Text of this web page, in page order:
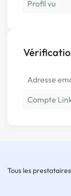
Profil vu
Adresse
Compte
Tous les prestataires